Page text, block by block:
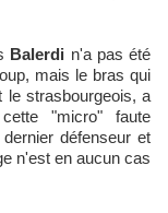
Balerdi n'a pas été
mais le bras qui
le strasbourgeois, a
"micro" faute
défenseur et
n'est en aucun cas